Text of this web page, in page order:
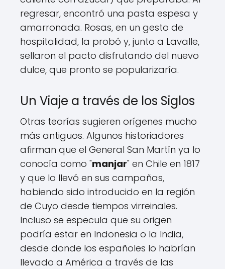
regresar, encontró una pasta espesa y
amarronada. Rosas, en un gesto de
hospitalidad, la probó y, junto a Lavalle,
sellaron el pacto disfrutando del nuevo
dulce, que pronto se popularizaría.
Un Viaje a través de los Siglos
Otras teorías sugieren orígenes mucho
más antiguos. Algunos historiadores
afirman que el General San Martín ya lo
conocía como "manjar" en Chile en 1817
y que lo llevó en sus campañas,
habiendo sido introducido en la región
de Cuyo desde tiempos virreinales.
Incluso se especula que su origen
podría estar en Indonesia o la India,
desde donde los españoles lo habrían
llevado a América a través de las